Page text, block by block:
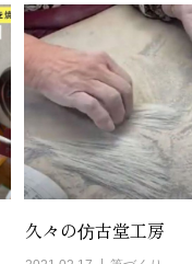
久々の仿古堂工房